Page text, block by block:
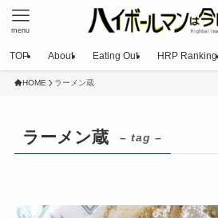
menu
TOP About Eating Out HRP Ranking
HOME ラーメン蔵
ラーメン蔵 – tag –